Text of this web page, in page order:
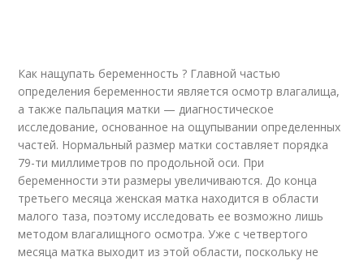
Как нащупать беременность ? Главной частью
определения беременности является осмотр влагалища,
а также пальпация матки — диагностическое
исследование, основанное на ощупывании определенных
частей. Нормальный размер матки составляет порядка
79-ти миллиметров по продольной оси. При
беременности эти размеры увеличиваются. До конца
третьего месяца женская матка находится в области
малого таза, поэтому исследовать ее возможно лишь
методом влагалищного осмотра. Уже с четвертого
месяца матка выходит из этой области, поскольку не